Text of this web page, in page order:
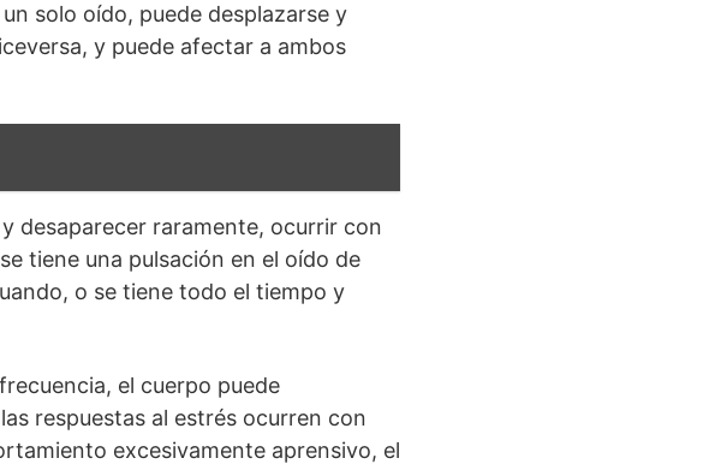
solo oído, puede desplazarse y
y puede afectar a ambos
desaparecer raramente, ocurrir con
tiene una pulsación en el oído de
o se tiene todo el tiempo y
el cuerpo puede
respuestas al estrés ocurren con
excesivamente aprensivo, el